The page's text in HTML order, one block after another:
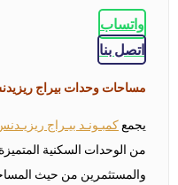
واتساب
اتصل بنا
مساحات وحدات بيراج
يجمعكمبـونـد بيـراج
من الوحدات السكنية
والمستثمرين من حيث